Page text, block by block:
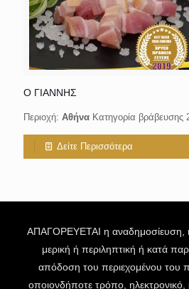
Ο ΓΙΑΝΝΗΣ
Περιοχή: Αθήνα Κατηγορία βράβευσης
Δείτε Περισσότερα
ΑΠΑΓΟΡΕΥΕΤΑΙ η αναδημοσίευση,
μερική ή περιληπτική ή κατά
απόδοση του περιεχομένου του
οποιονδήποτε τρόπο, ηλεκτρονικό,